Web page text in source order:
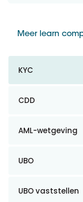
Meer learn
KYC
CDD
AML-wetgeving
UBO
UBO vaststellen